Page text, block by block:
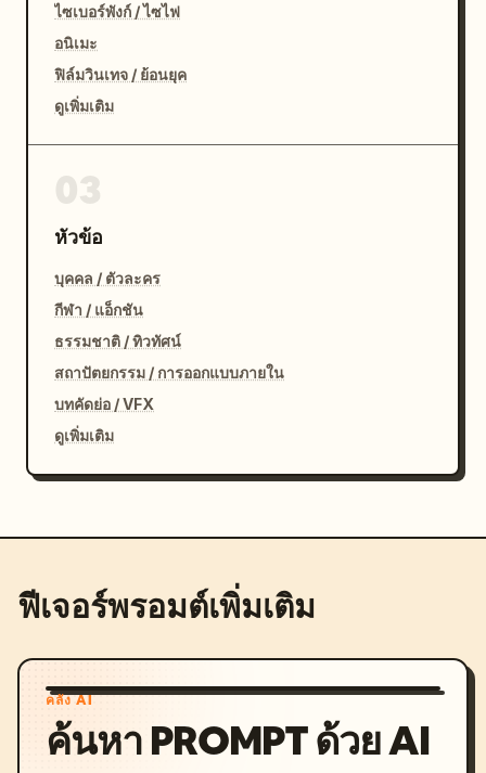
ไซเบอร์พังก์ / ไซไฟ
อนิเมะ
ฟิล์มวินเทจ / ย้อนยุค
ดูเพิ่มเติม
หัวข้อ
บุคคล / ตัวละคร
กีฬา / แอ็กชัน
ธรรมชาติ / ทิวทัศน์
สถาปัตยกรรม / การออกแบบภายใน
บทคัดย่อ / VFX
ดูเพิ่มเติม
ฟีเจอร์พรอมต์เพิ่มเติม
คลัง AI
ค้นหา PROMPT ด้วย AI